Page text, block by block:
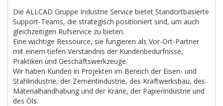
Die ALLCAD Gruppe Industrie Service bietet Standortbasierte
Support-Teams, die strategisch positioniert sind, um auch
gleichzeitigen Rufservice zu bieten.
Eine wichtige Ressource, sie fungieren als Vor-Ort-Partner
mit einem tiefen Verständnis der Kundenbedürfnisse,
Praktiken und Geschäftswerkzeuge.
Wir haben Kunden in Projekten im Bereich der Eisen- und
Stahlindustrie, der Zementindustrie, des Kraftwerksbau, des
Materialhandhabung und der Kräne, der Papierindustrie und
des Öls.